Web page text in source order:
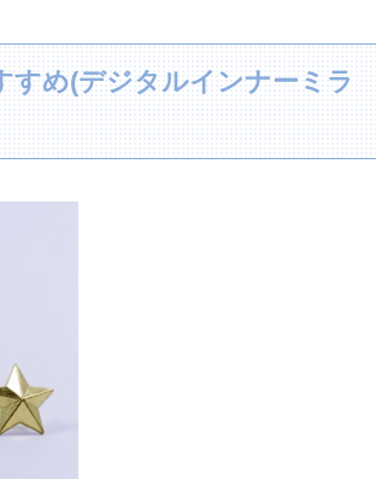
すめ(デジタルインナーミラ